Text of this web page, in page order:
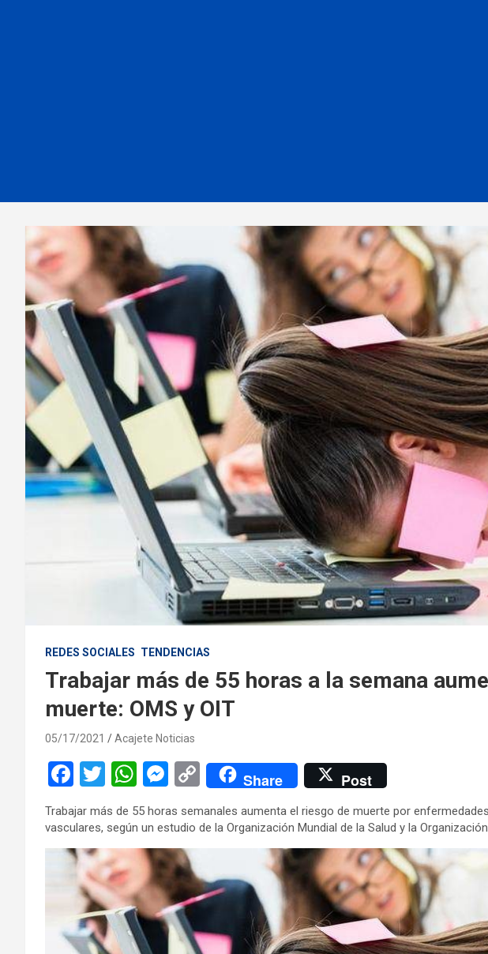
REDES SOCIALES TENDENCIAS
Trabajar más de 55 horas a la semana
muerte: OMS y OIT
05/17/2021 Acajete Noticias
F
a
ce
b
o
o
k
T
wi
tt
er
W
h
at
s
A
p
p
M
se
n
g
er
C
py
n
k
Share Post
Trabajar más de 55 horas semanales aumenta el riesgo de muerte por
vasculares, según un estudio de la Organización Mundial de la Salud y la